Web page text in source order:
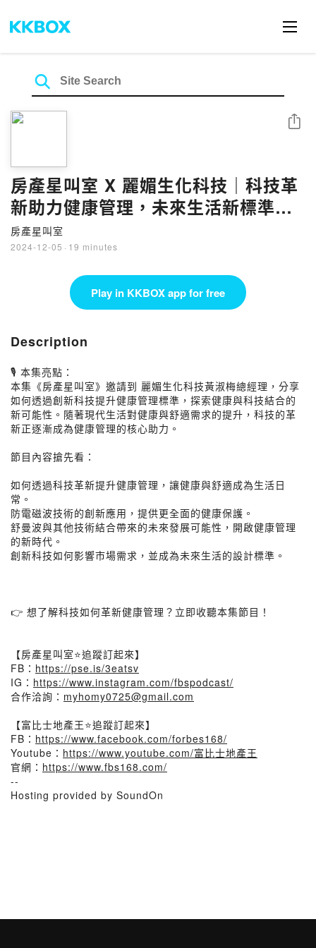
房產星叫室 X 麗媚生化科技｜科技革
新助力健康管理，未來生活新標準
feat:麗媚生化科技黃淑梅董事長
房產星叫室
2024-12-05 · 19 minutes
Share
Play in KKBOX app for free
Description
🎙️ 本集亮點：
本集《房產星叫室》邀請到 麗媚生化科技黃淑梅總經理，分享
如何透過創新科技提升健康管理標準，探索健康與科技結合的
新可能性。隨著現代生活對健康與舒適需求的提升，科技的革
新正逐漸成為健康管理的核心助力。
節目內容搶先看：
如何透過科技革新提升健康管理，讓健康與舒適成為生活日
常。
防電磁波技術的創新應用，提供更全面的健康保護。
舒曼波與其他技術結合帶來的未來發展可能性，開啟健康管理
的新時代。
創新科技如何影響市場需求，並成為未來生活的設計標準。
👉 想了解科技如何革新健康管理？立即收聽本集節目！
【房產星叫室⭐️追蹤訂起來】
FB： https://pse.is/3eatsv
IG： https://www.instagram.com/fbspodcast/
合作洽詢： myhomy0725@gmail.com
【富比士地產王⭐️追蹤訂起來】
FB： https://www.facebook.com/forbes168/
Youtube： https://www.youtube.com/富比士地產王
官網： https://www.fbs168.com/
--
Hosting provided by SoundOn